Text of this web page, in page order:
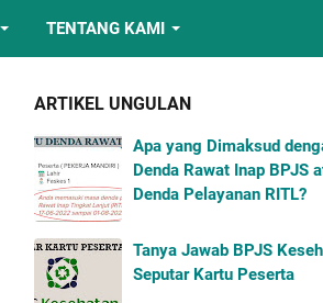
TENTANG KAMI
ARTIKEL UNGULAN
Apa yang Dimaksud
Denda Rawat Inap BPJS
Denda Pelayanan RITL?
Tanya Jawab BPJS
Seputar Kartu Peserta